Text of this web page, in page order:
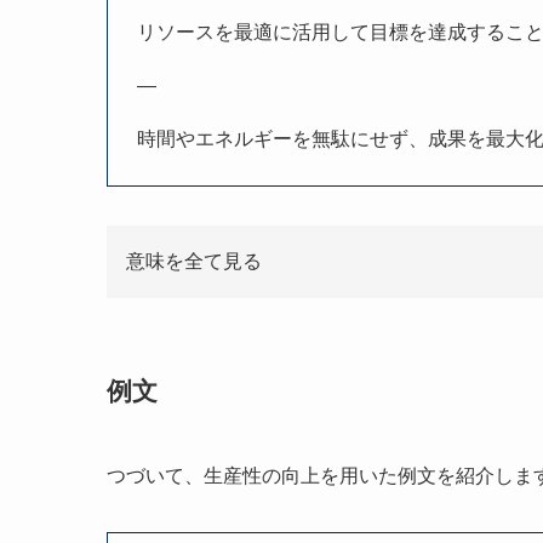
リソースを最適に活用して目標を達成すること
—
時間やエネルギーを無駄にせず、成果を最大
意味を全て見る
例文
つづいて、生産性の向上を用いた例文を紹介しま